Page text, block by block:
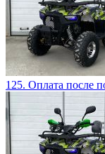
125. Оплата после